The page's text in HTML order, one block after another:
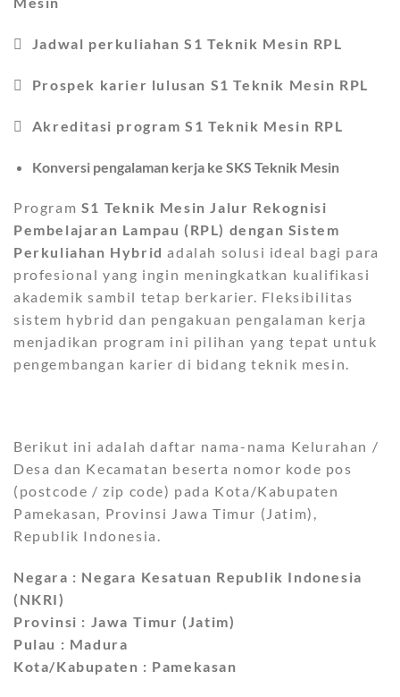
 Jadwal perkuliahan S1 Teknik Mesin RPL
 Prospek karier lulusan S1 Teknik Mesin RPL
 Akreditasi program S1 Teknik Mesin RPL
Konversi pengalaman kerja ke SKS Teknik Mesin
Program S1 Teknik Mesin Jalur Rekognisi
Pembelajaran Lampau (RPL) dengan Sistem
Perkuliahan Hybrid adalah solusi ideal bagi para
profesional yang ingin meningkatkan kualifikasi
akademik sambil tetap berkarier. Fleksibilitas
sistem hybrid dan pengakuan pengalaman kerja
menjadikan program ini pilihan yang tepat untuk
pengembangan karier di bidang teknik mesin.
Berikut ini adalah daftar nama-nama Kelurahan /
Desa dan Kecamatan beserta nomor kode pos
(postcode / zip code) pada Kota/Kabupaten
Pamekasan, Provinsi Jawa Timur (Jatim),
Republik Indonesia.
Negara : Negara Kesatuan Republik Indonesia
(NKRI)
Provinsi : Jawa Timur (Jatim)
Pulau : Madura
Kota/Kabupaten : Pamekasan